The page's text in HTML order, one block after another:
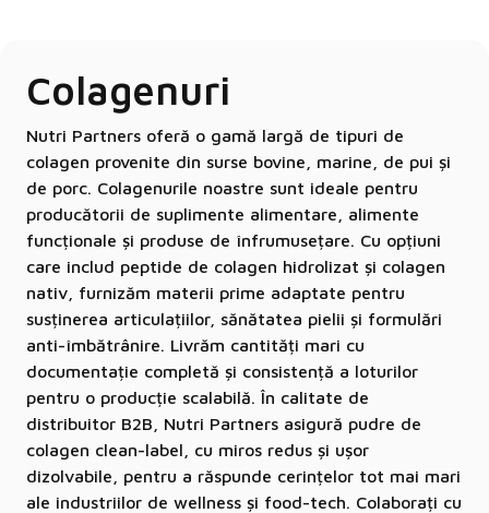
Colagenuri
Nutri Partners oferă o gamă largă de tipuri de
colagen provenite din surse bovine, marine, de pui și
de porc. Colagenurile noastre sunt ideale pentru
producătorii de suplimente alimentare, alimente
funcționale și produse de înfrumusețare. Cu opțiuni
care includ peptide de colagen hidrolizat și colagen
nativ, furnizăm materii prime adaptate pentru
susținerea articulațiilor, sănătatea pielii și formulări
anti-îmbătrânire. Livrăm cantități mari cu
documentație completă și consistență a loturilor
pentru o producție scalabilă. În calitate de
distribuitor B2B, Nutri Partners asigură pudre de
colagen clean-label, cu miros redus și ușor
dizolvabile, pentru a răspunde cerințelor tot mai mari
ale industriilor de wellness și food-tech. Colaborați cu